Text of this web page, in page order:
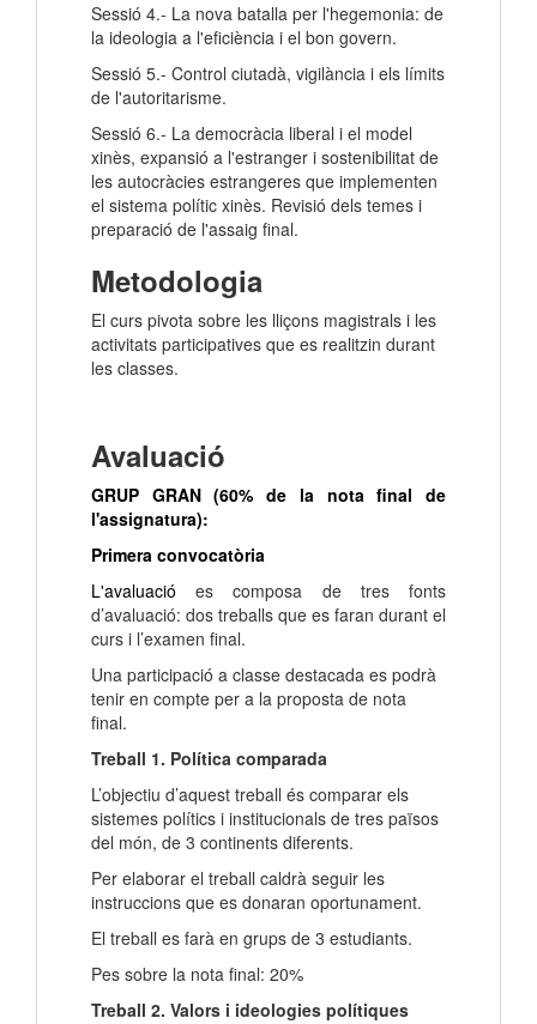
Sessió 4.- La nova batalla per l'hegemonia: de
la ideologia a l'eficiència i el bon govern.
Sessió 5.- Control ciutadà, vigilància i els límits
de l'autoritarisme.
Sessió 6.- La democràcia liberal i el model
xinès, expansió a l'estranger i sostenibilitat de
les autocràcies estrangeres que implementen
el sistema polític xinès. Revisió dels temes i
preparació de l'assaig final.
Metodologia
El curs pivota sobre les lliçons magistrals i les
activitats participatives que es realitzin durant
les classes.
Avaluació
GRUP GRAN (60% de la nota final de
l'assignatura):
Primera convocatòria
L'avaluacióes composa de tres fonts
d’avaluació: dos treballs que es faran durant el
curs i l’examen final.
Una participació a classe destacada es podrà
tenir en compte per a la proposta de nota
final.
Treball 1. Política comparada
L’objectiu d’aquest treball és comparar els
sistemes polítics i institucionals de tres països
del món, de 3 continents diferents.
Per elaborar el treball caldrà seguir les
instruccions que es donaran oportunament.
El treball es farà en grups de 3 estudiants.
Pes sobre la nota final: 20%
Treball 2. Valors i ideologies polítiques